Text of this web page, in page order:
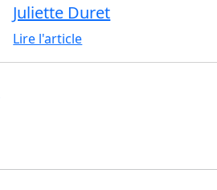
Juliette Duret
Lire l'article